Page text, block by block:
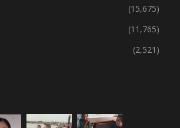
(15,675)
(11,765)
(2,521)